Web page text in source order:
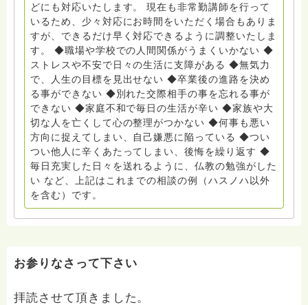
どにも対応いたします。 現在も非常勤講師を行って
いるため、少々対応にお時間をいただく場合もありま
すが、できるだけ早く対応できるように調整いたしま
す。 ◆職場や学校での人間関係がうまくいかない ◆
ストレスや不安で日々の生活に支障がある ◆無気力
で、人生の目標を見出せない ◆卒業後の進路を決め
る事ができない ◆別れた交際相手の事を忘れる事が
できない ◆家庭不和で毎日の生活が辛い ◆家族や大
切な人を亡くして心の整理がつかない ◆何事も悪い
方向に捉えてしまい、自己嫌悪に陥っている ◆つい
つい他人に辛くあたってしまい、後悔を繰り返す ◆
毎日充実した日々を送れるように、仏教の勉強がした
い など、上記はこれまでの相談の例（ハスノハ以外
を含む）です。
お参りなさって下さい
拝読させて頂きました。